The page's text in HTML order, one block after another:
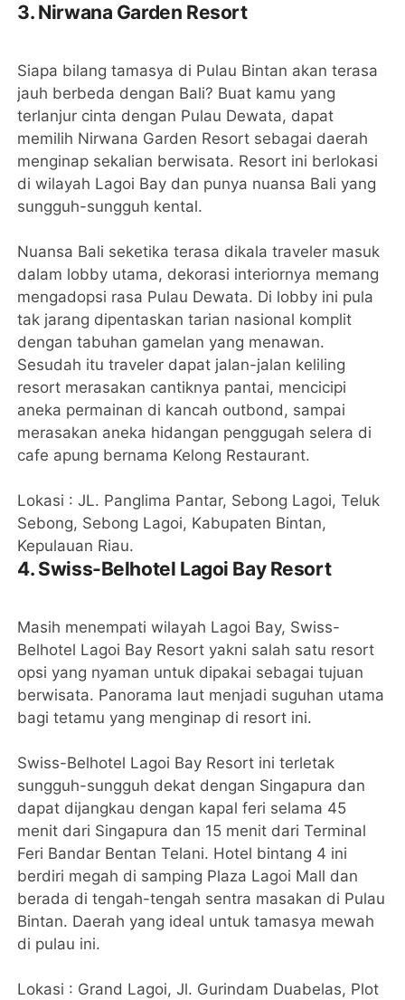
3. Nirwana Garden Resort
Siapa bilang tamasya di Pulau Bintan akan terasa
jauh berbeda dengan Bali? Buat kamu yang
terlanjur cinta dengan Pulau Dewata, dapat
memilih Nirwana Garden Resort sebagai daerah
menginap sekalian berwisata. Resort ini berlokasi
di wilayah Lagoi Bay dan punya nuansa Bali yang
sungguh-sungguh kental.
Nuansa Bali seketika terasa dikala traveler masuk
dalam lobby utama, dekorasi interiornya memang
mengadopsi rasa Pulau Dewata. Di lobby ini pula
tak jarang dipentaskan tarian nasional komplit
dengan tabuhan gamelan yang menawan.
Sesudah itu traveler dapat jalan-jalan keliling
resort merasakan cantiknya pantai, mencicipi
aneka permainan di kancah outbond, sampai
merasakan aneka hidangan penggugah selera di
cafe apung bernama Kelong Restaurant.
Lokasi : JL. Panglima Pantar, Sebong Lagoi, Teluk
Sebong, Sebong Lagoi, Kabupaten Bintan,
Kepulauan Riau.
4. Swiss-Belhotel Lagoi Bay Resort
Masih menempati wilayah Lagoi Bay, Swiss-
Belhotel Lagoi Bay Resort yakni salah satu resort
opsi yang nyaman untuk dipakai sebagai tujuan
berwisata. Panorama laut menjadi suguhan utama
bagi tetamu yang menginap di resort ini.
Swiss-Belhotel Lagoi Bay Resort ini terletak
sungguh-sungguh dekat dengan Singapura dan
dapat dijangkau dengan kapal feri selama 45
menit dari Singapura dan 15 menit dari Terminal
Feri Bandar Bentan Telani. Hotel bintang 4 ini
berdiri megah di samping Plaza Lagoi Mall dan
berada di tengah-tengah sentra masakan di Pulau
Bintan. Daerah yang ideal untuk tamasya mewah
di pulau ini.
Lokasi : Grand Lagoi, Jl. Gurindam Duabelas, Plot